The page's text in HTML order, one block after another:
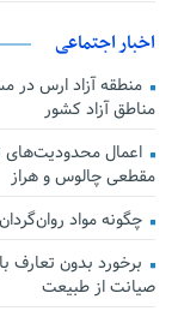
اخبار اجتماعی
منطقه آزاد ارس
مناطق آزاد کشور
اعمال محدودیت‌های
مقطعی چالوس و هراز
چگونه مواد
برخورد بدون تعارف
صیانت از طبیعت